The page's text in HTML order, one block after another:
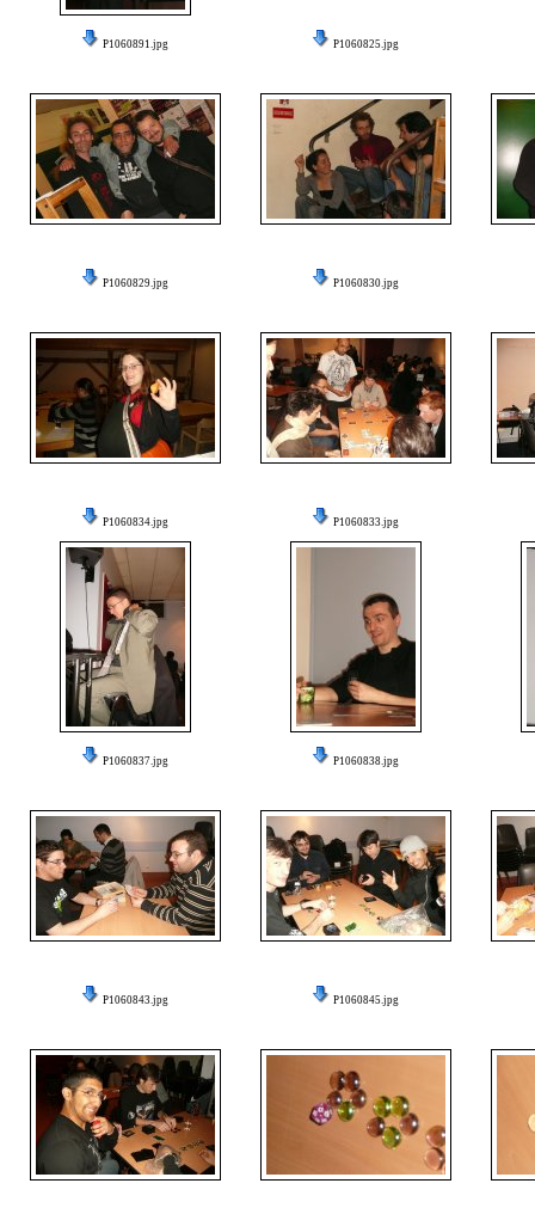
P1060891.jpg P1060825.jpg
P1060829.jpg P1060830.jpg
P1060834.jpg P1060833.jpg
P1060837.jpg P1060838.jpg
P1060843.jpg P1060845.jpg